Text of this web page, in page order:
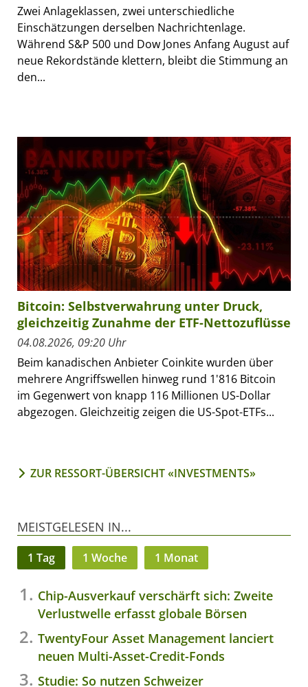
Zwei Anlageklassen, zwei unterschiedliche
Einschätzungen derselben Nachrichtenlage.
Während S&P 500 und Dow Jones Anfang August auf
neue Rekordstände klettern, bleibt die Stimmung an
den...
Bitcoin: Selbstverwahrung unter Druck,
gleichzeitig Zunahme der ETF-Nettozuflüsse
04.08.2026, 09:20 Uhr
Beim kanadischen Anbieter Coinkite wurden über
mehrere Angriffswellen hinweg rund 1'816 Bitcoin
im Gegenwert von knapp 116 Millionen US-Dollar
abgezogen. Gleichzeitig zeigen die US-Spot-ETFs...
ZUR RESSORT-ÜBERSICHT «INVESTMENTS»
MEISTGELESEN IN...
1 Tag 1 Woche 1 Monat
Chip-Ausverkauf verschärft sich: Zweite
Verlustwelle erfasst globale Börsen
TwentyFour Asset Management lanciert
neuen Multi-Asset-Credit-Fonds
Studie: So nutzen Schweizer